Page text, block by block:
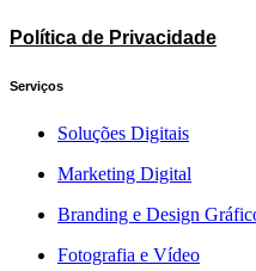
Política de Privacidade
Serviços
Soluções Digitais
Marketing Digital
Branding e Design
Fotografia e Vídeo